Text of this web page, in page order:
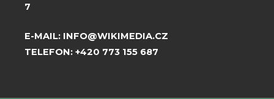
7
E-MAIL: INFO@WIKIMEDIA.CZ
TELEFON: +420 773 155 687